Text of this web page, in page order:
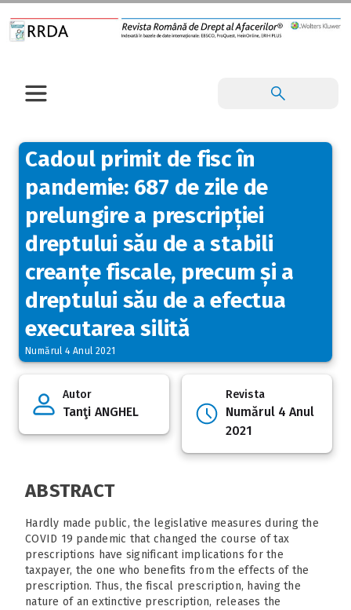
Cadoul primit de fisc în
pandemie: 687 de zile de
prelungire a prescripției
dreptului său de a stabili
creanțe fiscale, precum și a
dreptului său de a efectua
executarea silită
Numărul 4 Anul 2021
Autor
Tanţi ANGHEL
Revista
Numărul 4 Anul
2021
ABSTRACT
Hardly made public, the legislative measures during the
COVID 19 pandemic that changed the course of tax
prescriptions have significant implications for the
taxpayer, the one who benefits from the effects of the
prescription. Thus, the fiscal prescription, having the
nature of an extinctive prescription, releases the